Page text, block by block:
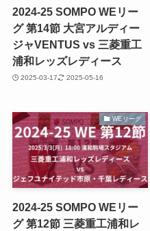
2024-25 SOMPO WEリー
グ 第14節 大宮アルディー
ジャVENTUS vs 三菱重工
浦和レッズレディース
2025-03-17 2025-05-16
WEリーグ
2024-25 SOMPO WEリー
グ 第12節 三菱重工浦和レ